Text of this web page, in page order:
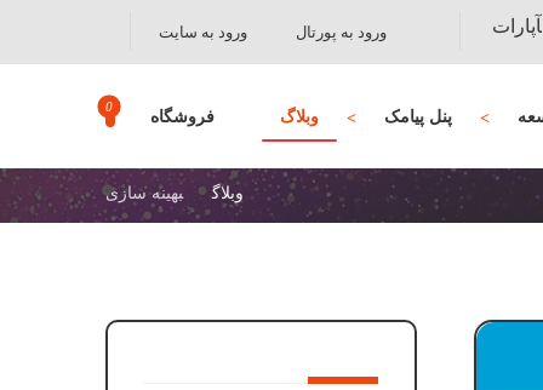
ورود به سایت ورود به پورتال آپارات
پنل پیامک وبلاگ فروشگاه
وبلاگ بهینه سازی